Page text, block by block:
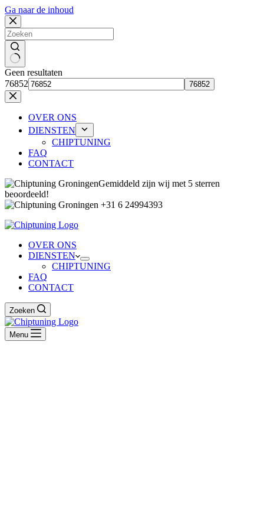
Ga naar de inhoud
Geen resultaten
76852
OVER ONS
DIENSTEN
CHIPTUNING
FAQ
CONTACT
Gemiddeld zijn wij met 5 sterren
beoordeeld!
+31 6 24994393
OVER ONS
DIENSTEN
CHIPTUNING
FAQ
CONTACT
Zoeken
Menu